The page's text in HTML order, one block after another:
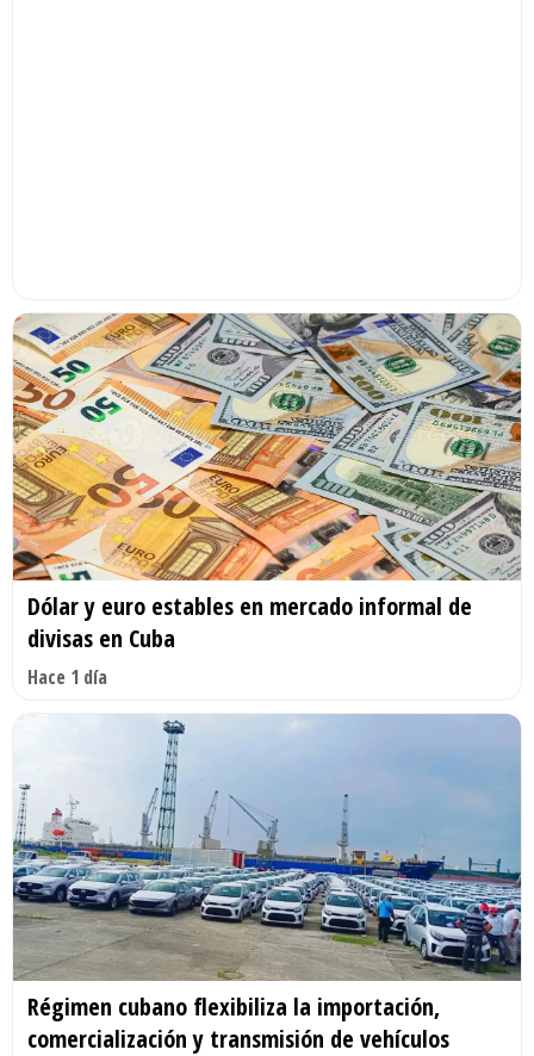
Dólar y euro estables en mercado informal de
divisas en Cuba
Hace 1 día
Régimen cubano flexibiliza la importación,
comercialización y transmisión de vehículos